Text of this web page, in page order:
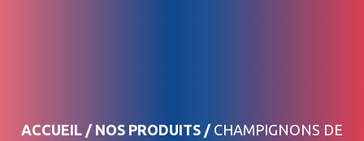
ACCUEIL / NOS PRODUITS / CHAMPIGNONS DE